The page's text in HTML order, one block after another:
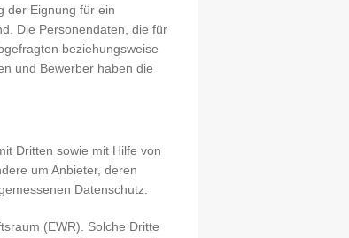
der Eignung für ein
Die Personendaten, die für
beziehungsweise
und Bewerber haben die
Dritten sowie mit Hilfe von
um Anbieter, deren
Datenschutz.
(EWR). Solche Dritte